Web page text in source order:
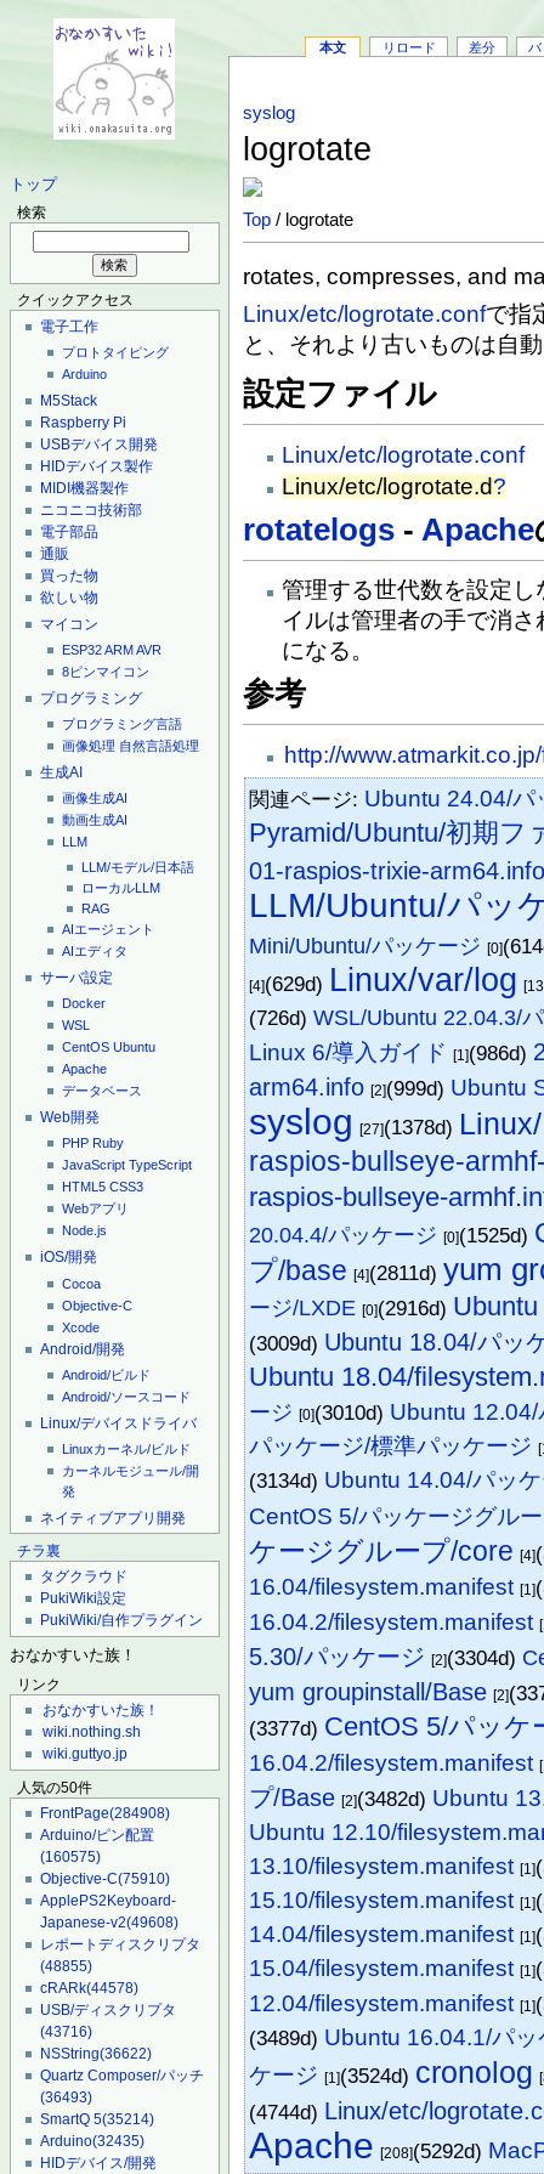
トップ
検索
クイックアクセス
電子工作
プロトタイピング
Arduino
M5Stack
Raspberry Pi
USBデバイス開発
HIDデバイス製作
MIDI機器製作
ニコニコ技術部
電子部品
通販
買った物
欲しい物
マイコン
ESP32ARMAVR
8ピンマイコン
プログラミング
プログラミング言語
画像処理 自然言語処理
生成AI
画像生成AI
動画生成AI
LLM
LLM/モデル/日本語
ローカルLLM
RAG
AIエージェント
AIエディタ
サーバ設定
Docker
WSL
CentOS Ubuntu
Apache
データベース
Web開発
PHP Ruby
JavaScript TypeScript
HTML5 CSS3
Webアプリ
Node.js
iOS/開発
Cocoa
Objective-C
Xcode
Android/開発
Android/ビルド
Android/ソースコード
Linux/デバイスドライバ
Linuxカーネル/ビルド
カーネルモジュール/開
発
ネイティブアプリ開発
チラ裏
タグクラウド
PukiWiki設定
PukiWiki/自作プラグイン
おなかすいた族！
リンク
おなかすいた族！
wiki.nothing.sh
wiki.guttyo.jp
人気の50件
FrontPage(284908)
Arduino/ピン配置
(160575)
Objective-C(75910)
ApplePS2Keyboard-
Japanese-v2(49608)
レポートディスクリプタ
(48855)
cRARk(44578)
USB/ディスクリプタ
(43716)
NSString(36622)
Quartz Composer/パッチ
(36493)
SmartQ 5(35214)
Arduino(32435)
HIDデバイス/開発
本文 リロード 差分 バ
syslog
logrotate
Top / logrotate
rotates, compresses, and
Linux/etc/logrotate.confで指
と、それより古いものは自
設定ファイル
Linux/etc/logrotate.conf
Linux/etc/logrotate.d?
rotatelogs - Apache
管理する世代数を設定
イルは管理者の手で消
になる。
参考
http://
関連ページ: Ubuntu 24.04/パ
Pyramid/Ubuntu/初期フ
01-raspios-trixie-
LLM/Ubuntu/パッ
Mini/Ubuntu/パッケージ [0]
[4](629d) Linux/var/log
(726d)WSL/Ubuntu 22.04.3/
Linux 6/導入ガイド [1](986d)
arm64.info [2](999d) Ubuntu
syslog [27](1378d)
raspios-bullseye-
raspios-bullseye-
20.04.4/パッケージ [0](1525d)
プ/base [4](2811d)yum
ージ/LXDE [0](2916d)
(3009d) Ubuntu 18.04/パッ
Ubuntu 18.04/
ージ [0](3010d) Ubuntu
パッケージ/標準パッケージ
(3134d) Ubuntu 14.04/パッ
CentOS 5/パッケージグル
ケージグループ/core [4]
16.04/filesystem.manifest [1]
16.04.2/filesystem.manifest
5.30/パッケージ [2](3304d)
yum groupinstall/Base [2]
(3377d) CentOS 5/パッケ
16.04.2/filesystem.manifest
プ/Base [2](3482d) Ubuntu
Ubuntu 12.10/
13.10/filesystem.manifest [1]
15.10/filesystem.manifest [1]
14.04/filesystem.manifest [1]
15.04/filesystem.manifest [1]
12.04/filesystem.manifest [1]
(3489d) Ubuntu 16.04.1/パッ
ケージ [1](3524d) cronolog
(4744d) Linux/etc/
Apache [208](5292d)